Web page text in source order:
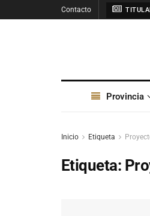
Contacto
Provincia
Inicio Etiqueta
Etiqueta: